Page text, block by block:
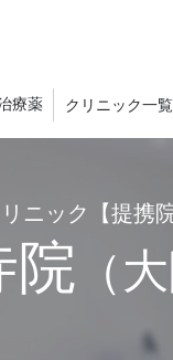
療薬 クリニック一覧
ニック【提携院
院 （